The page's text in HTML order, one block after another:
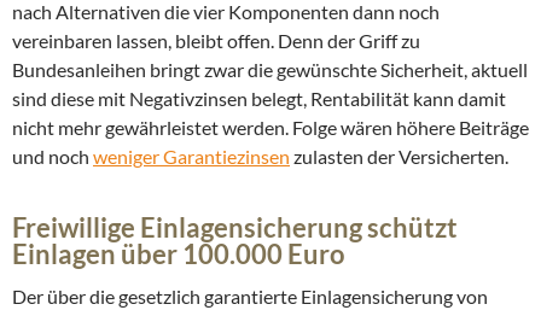
nach Alternativen die vier Komponenten dann noch
vereinbaren lassen, bleibt offen. Denn der Griff zu
Bundesanleihen bringt zwar die gewünschte Sicherheit, aktuell
sind diese mit Negativzinsen belegt, Rentabilität kann damit
nicht mehr gewährleistet werden. Folge wären höhere Beiträge
und noch weniger Garantiezinsen zulasten der Versicherten.
Freiwillige Einlagensicherung schützt
Einlagen über 100.000 Euro
Der über die gesetzlich garantierte Einlagensicherung von